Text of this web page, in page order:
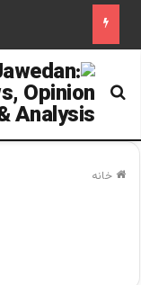
جستجو برای
خانه